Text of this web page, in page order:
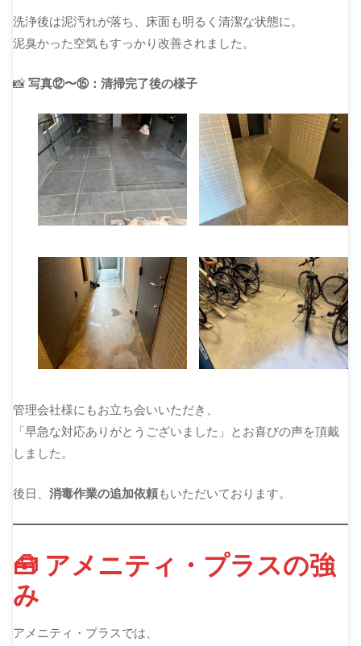
洗浄後は泥汚れが落ち、床面も明るく清潔な状態に。
泥臭かった空気もすっかり改善されました。
📸写真⑫〜⑮：清掃完了後の様子
管理会社様にもお立ち会いいただき、
「早急な対応ありがとうございました」とお喜びの声を頂戴
しました。
後日、消毒作業の追加依頼もいただいております。
🧰 アメニティ・プラスの強
み
アメニティ・プラスでは、